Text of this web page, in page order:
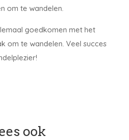
om te wandelen.
goedkomen met het
om te wandelen. Veel succes
ook